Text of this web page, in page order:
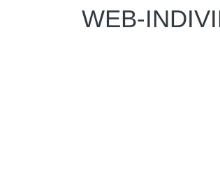
WEB-